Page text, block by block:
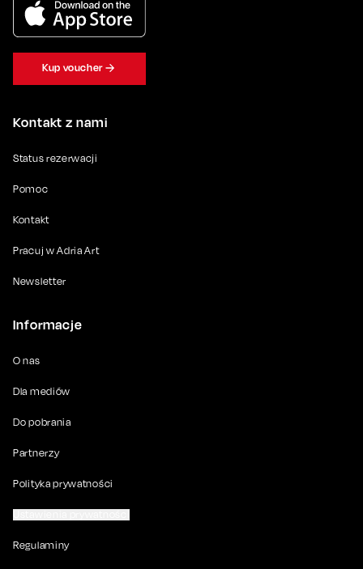
Kontakt z nami
Status rezerwacji
Pomoc
Kontakt
Pracuj w Adria Art
Newsletter
Informacje
O nas
Dla mediów
Do pobrania
Partnerzy
Polityka prywatności
Regulaminy
Kup voucher